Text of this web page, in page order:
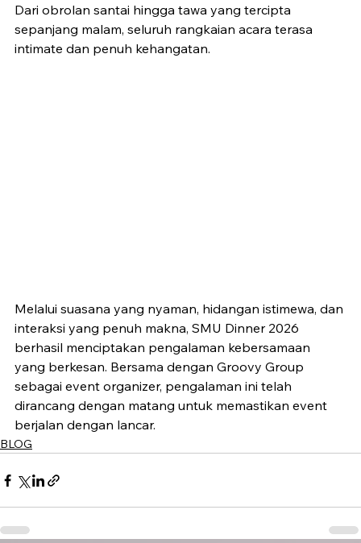
Dari obrolan santai hingga tawa yang tercipta
sepanjang malam, seluruh rangkaian acara terasa
intimate dan penuh kehangatan.
Melalui suasana yang nyaman, hidangan istimewa, dan
interaksi yang penuh makna, SMU Dinner 2026
berhasil menciptakan pengalaman kebersamaan
yang berkesan. Bersama dengan Groovy Group
sebagai event organizer, pengalaman ini telah
dirancang dengan matang untuk memastikan event
berjalan dengan lancar.
BLOG